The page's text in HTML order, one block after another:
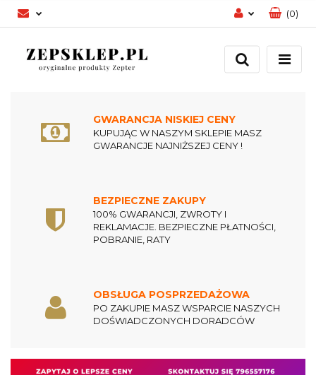
Zaloguj się
Zarejestruj się
(0)
GWARANCJA NISKIEJ CENY
KUPUJĄC W NASZYM SKLEPIE MASZ
GWARANCJE NAJNIŻSZEJ CENY !
BEZPIECZNE ZAKUPY
100% GWARANCJI, ZWROTY I
REKLAMACJE. BEZPIECZNE PŁATNOŚCI,
POBRANIE, RATY
OBSŁUGA POSPRZEDAŻOWA
PO ZAKUPIE MASZ WSPARCIE NASZYCH
DOŚWIADCZONYCH DORADCÓW